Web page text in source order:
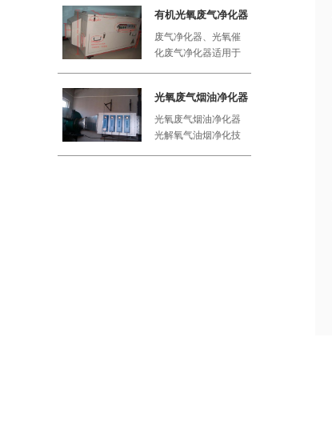
有机光氧废气净化器
废气净化器、光氧催
化废气净化器适用于
光氧废气烟油净化器
光氧废气烟油净化器
光解氧气油烟净化技